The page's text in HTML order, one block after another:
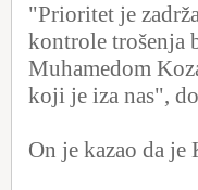
"Prioritet je
kontrole trošenja
Muhamedom
koji je iza nas",
On je kazao da